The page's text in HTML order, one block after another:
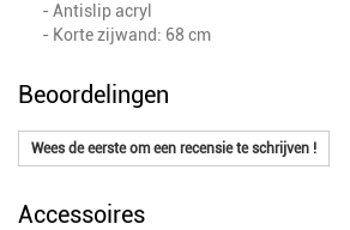
- Antislip acryl
- Korte zijwand: 68 cm
Beoordelingen
Wees de eerste om een recensie te schrijven !
Accessoires